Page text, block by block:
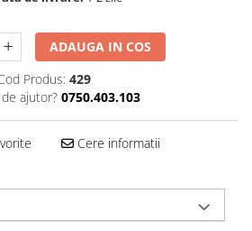
ADAUGA IN COS
Produs: 429
ajutor? 0750.403.103
Cere informatii